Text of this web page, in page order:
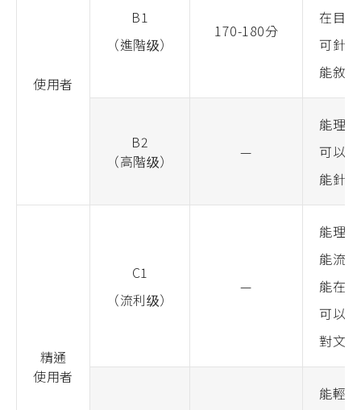
使用者
B1
（進階级）
170-180分
在目
可針
能敘
B2
（高階级）
—
能理
可以
能針
精通
使用者
C1
（流利级）
—
能理
能流
能在
可以
對文
能輕